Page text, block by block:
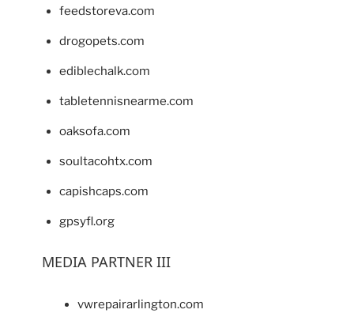
feedstoreva.com
drogopets.com
ediblechalk.com
tabletennisnearme.com
oaksofa.com
soultacohtx.com
capishcaps.com
gpsyfl.org
MEDIA PARTNER III
vwrepairarlington.com